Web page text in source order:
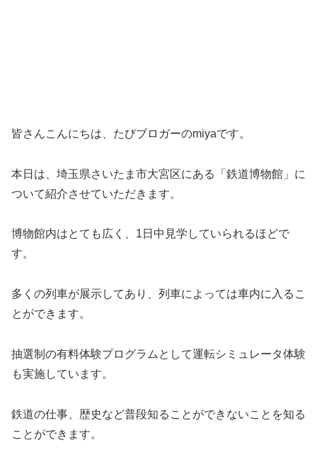
皆さんこんにちは、たびブロガーのmiyaです。
本日は、埼玉県さいたま市大宮区にある「鉄道博物館」に
ついて紹介させていただきます。
博物館内はとても広く、1日中見学していられるほどで
す。
多くの列車が展示してあり、列車によっては車内に入るこ
とができます。
抽選制の有料体験プログラムとして運転シミュレータ体験
も実施しています。
鉄道の仕事、歴史など普段知ることができないことを知る
ことができます。